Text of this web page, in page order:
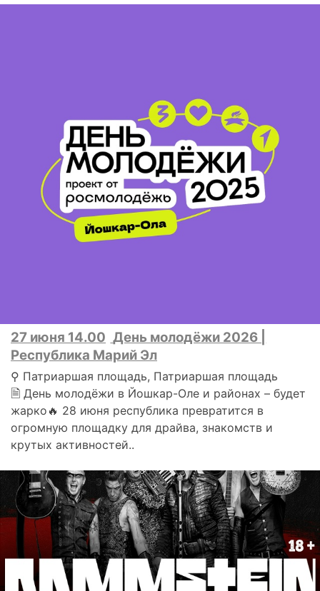
27 июня 14.00 День молодёжи 2026 |
Республика Марий Эл
⚲ Патриаршая площадь, Патриаршая площадь
🗎 День молодёжи в Йошкар-Оле и районах – будет
жарко🔥 28 июня республика превратится в
огромную площадку для драйва, знакомств и
крутых активностей..